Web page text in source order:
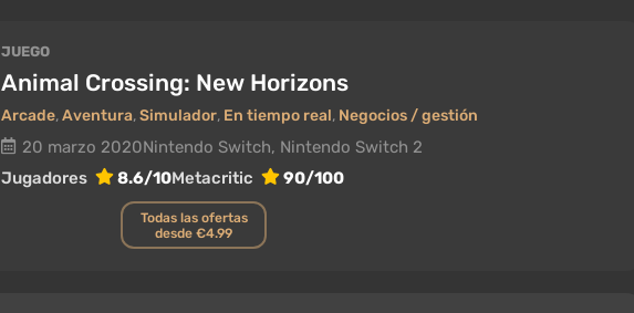
JUEGO
Animal Crossing: New Horizons
Arcade,Aventura,Simulador, En tiempo real, Negocios / gestión
20 marzo 2020Nintendo Switch, Nintendo Switch 2
Jugadores
8.6/10Metacritic 90/100
Todas las ofertas
desde €4.99